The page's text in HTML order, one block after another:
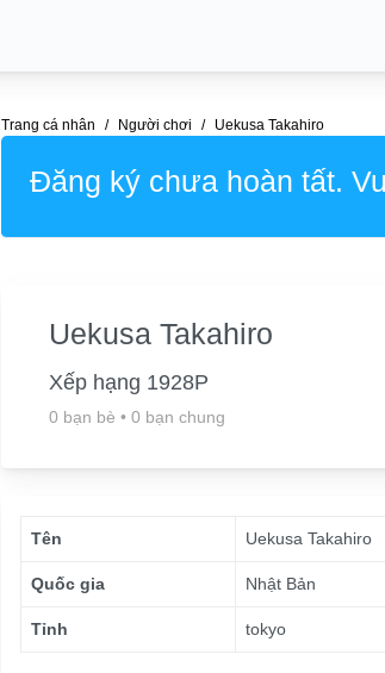
Trang cá nhân Người chơi Uekusa Takahiro
Đăng ký chưa hoàn tất.
Uekusa Takahiro
Xếp hạng 1928P
0 bạn bè • 0 bạn chung
Tên Uekusa Takahiro
Quốc gia Nhật Bản
Tỉnh tokyo